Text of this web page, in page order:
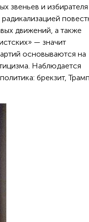
звеньев и избирателя
движений, а также
— значит
основываются на
Наблюдается
брекзит, Трамп,